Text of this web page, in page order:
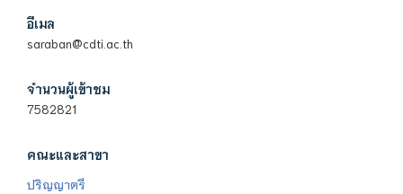
อีเมล
saraban@cdti.ac.th
จำนวนผู้เข้าชม
7582821
คณะและสาขา
ปริญญาตรี